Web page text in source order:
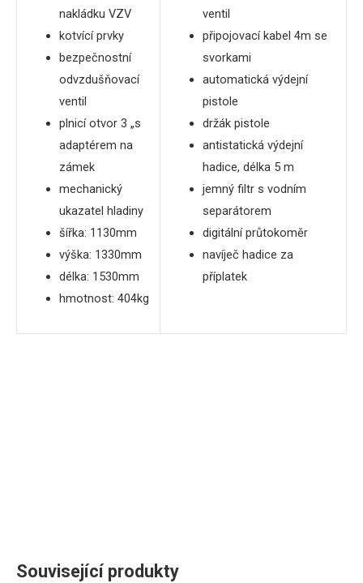
nakládku VZV
kotvící prvky
bezpečnostní
odvzdušňovací
ventil
plnicí otvor 3 „s
adaptérem na
zámek
mechanický
ukazatel hladiny
šířka: 1130mm
výška: 1330mm
délka: 1530mm
hmotnost: 404kg
ventil
připojovací kabel 4m se
svorkami
automatická výdejní
pistole
držák pistole
antistatická výdejní
hadice, délka 5 m
jemný filtr s vodním
separátorem
digitální průtokoměr
navíječ hadice za
příplatek
Související produkty